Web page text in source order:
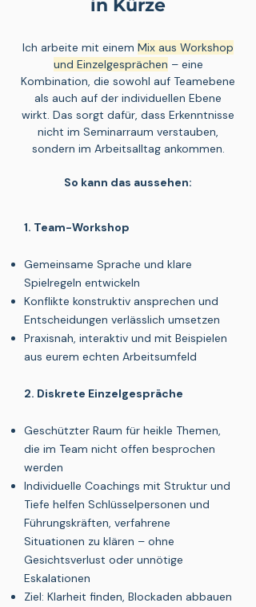
in Kürze
Ich arbeite mit einem Mix aus Workshop
und Einzelgesprächen – eine
Kombination, die sowohl auf Teamebene
als auch auf der individuellen Ebene
wirkt. Das sorgt dafür, dass Erkenntnisse
nicht im Seminarraum verstauben,
sondern im Arbeitsalltag ankommen.
So kann das aussehen:
1. Team-Workshop
Gemeinsame Sprache und klare
Spielregeln entwickeln
Konflikte konstruktiv ansprechen und
Entscheidungen verlässlich umsetzen
Praxisnah, interaktiv und mit Beispielen
aus eurem echten Arbeitsumfeld
2. Diskrete Einzelgespräche
Geschützter Raum für heikle Themen,
die im Team nicht offen besprochen
werden
Individuelle Coachings mit Struktur und
Tiefe helfen Schlüsselpersonen und
Führungskräften, verfahrene
Situationen zu klären – ohne
Gesichtsverlust oder unnötige
Eskalationen
Ziel: Klarheit finden, Blockaden abbauen